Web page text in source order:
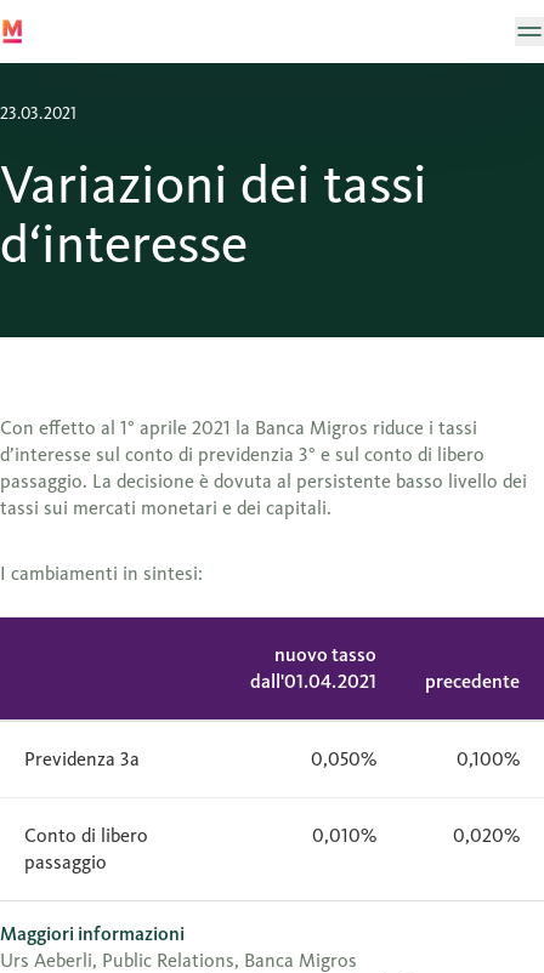
23.03.2021
Variazioni dei tassi
d‘interesse
Con effetto al 1° aprile 2021 la Banca Migros riduce i tassi
d’interesse sul conto di previdenzia 3° e sul conto di libero
passaggio. La decisione è dovuta al persistente basso livello dei
tassi sui mercati monetari e dei capitali.
I cambiamenti in sintesi:
nuovo tasso
dall'01.04.2021
precedente
Previdenza 3a 0,050% 0,100%
Conto di libero
passaggio
0,010% 0,020%
Maggiori informazioni
Urs Aeberli, Public Relations, Banca Migros